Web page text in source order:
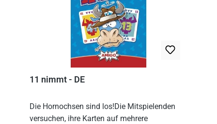
11 nimmt - DE
Die Hornochsen sind los!Die Mitspielenden
versuchen, ihre Karten auf mehrere